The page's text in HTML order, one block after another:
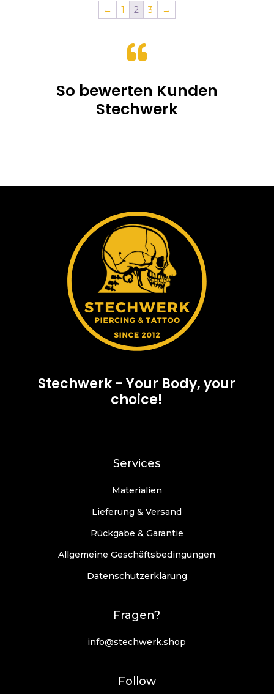
← 1 2 3 →

So bewerten Kunden
Stechwerk
Stechwerk - Your Body, your
choice!
Services
Materialien
Lieferung & Versand
Rückgabe & Garantie
Allgemeine Geschäftsbedingungen
Datenschutzerklärung
Fragen?
info@stechwerk.shop
Follow